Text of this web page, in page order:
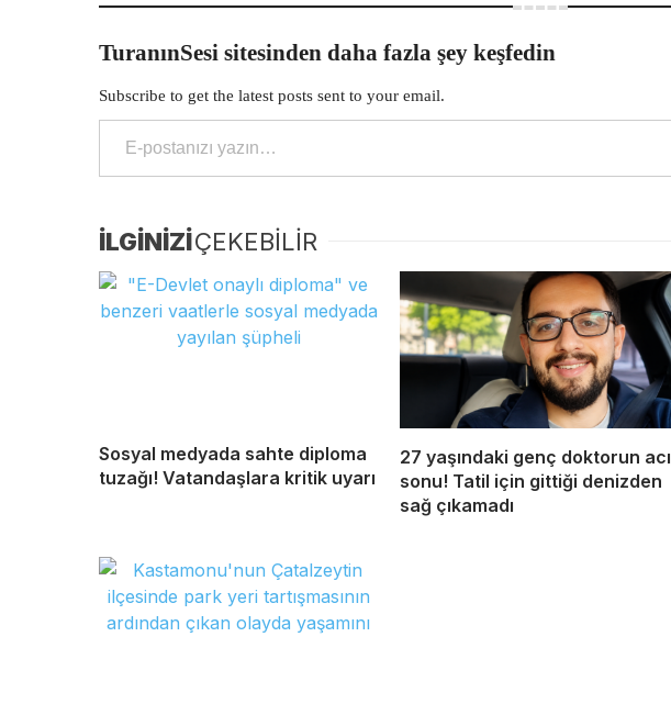
TuranınSesi sitesinden daha fazla şey keşfedin
Subscribe to get the latest posts sent to your email.
E-postanızı yazın…
İLGİNİZİÇEKEBİLİR
Sosyal medyada sahte diploma
tuzağı! Vatandaşlara kritik uyarı
27 yaşındaki genç doktorun acı
sonu! Tatil için gittiği denizden
sağ çıkamadı